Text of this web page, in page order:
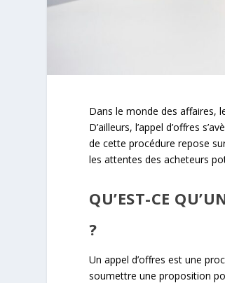
Dans le monde des affaires,
D’ailleurs, l’appel d’offres
de cette procédure repose
les attentes des acheteurs
QU’EST-CE
?
Un appel d’offres est une
soumettre une proposition